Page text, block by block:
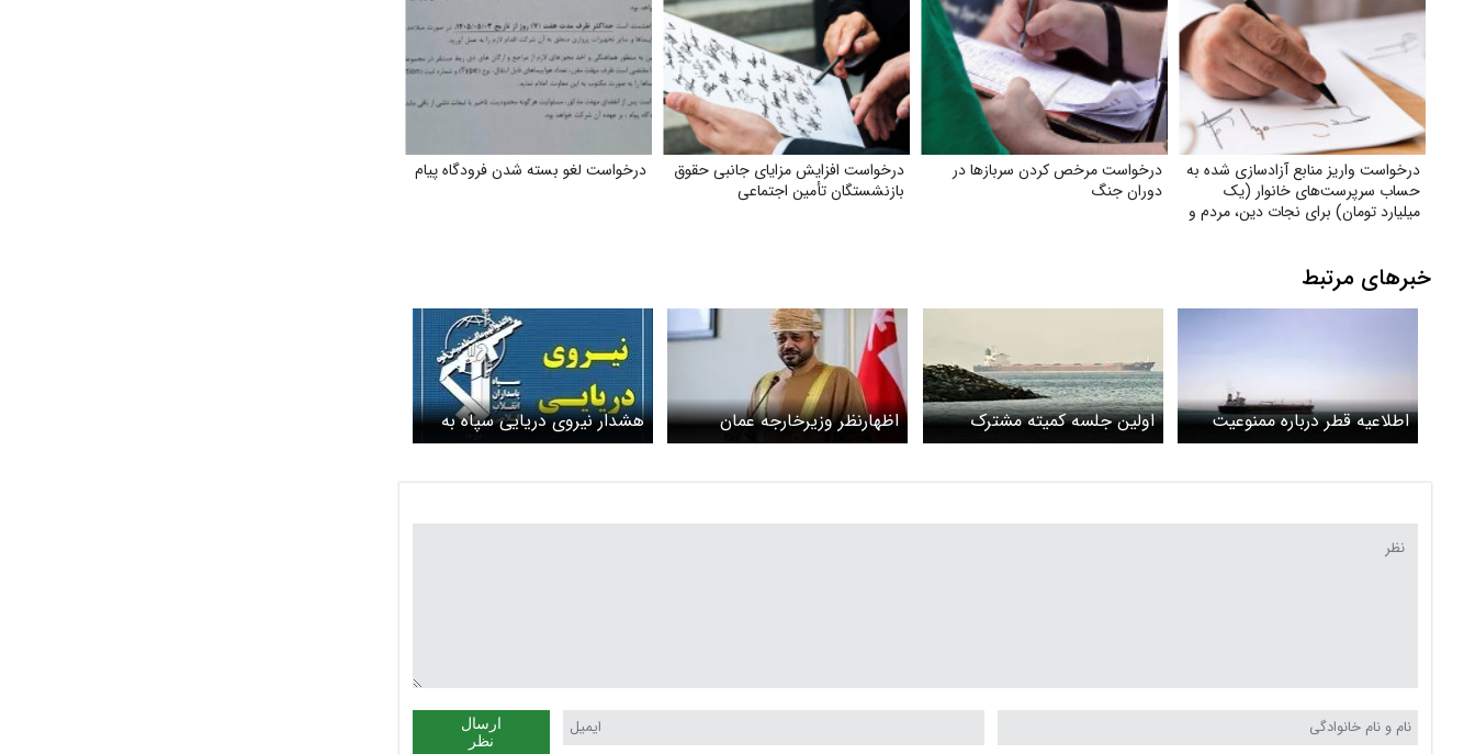
درخواست واریز منابع آزادسازی شده به
حساب سرپرست‌های خانوار (یک
میلیارد تومان) برای نجات دین، مردم و
درخواست مرخص کردن سربازها در
دوران جنگ
درخواست افزایش مزایای جانبی حقوق
بازنشستگان تأمین اجتماعی
درخواست لغو بسته شدن فرودگاه پیام
خبرهای مرتبط
اطلاعیه قطر درباره ممنوعیت
فعالیت دریایی در خلیج فارس
اولین جلسه کمیته مشترک
عمان و ایران درباره تنگه هرمز
اظهارنظر وزیرخارجه عمان
درباره دریانوردی در تنگه هرمز
هشدار نیروی دریایی سپاه به
شناورهای عبوری از تنگه هرمز
ارسال
نظر